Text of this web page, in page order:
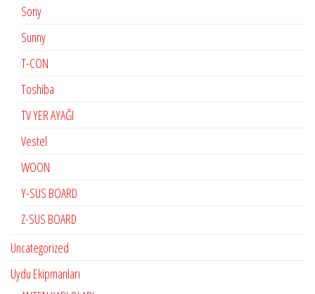
Sony
Sunny
T-CON
Toshiba
TV YER AYAĞI
Vestel
WOON
Y-SUS BOARD
Z-SUS BOARD
Uncategorized
Uydu Ekipmanları